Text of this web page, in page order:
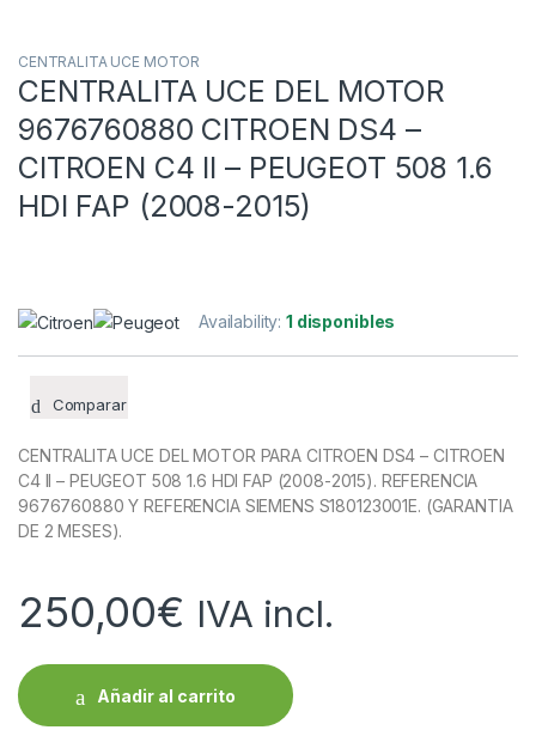
CENTRALITA UCE MOTOR
CENTRALITA UCE DEL MOTOR
9676760880 CITROEN DS4 –
CITROEN C4 II – PEUGEOT 508 1.6
HDI FAP (2008-2015)
Availability:1 disponibles
Comparar
CENTRALITA UCE DEL MOTOR PARA CITROEN DS4 – CITROEN
C4 II – PEUGEOT 508 1.6 HDI FAP (2008-2015). REFERENCIA
9676760880 Y REFERENCIA SIEMENS S180123001E. (GARANTIA
DE 2 MESES).
250,00€ IVA incl.
Añadir al carrito